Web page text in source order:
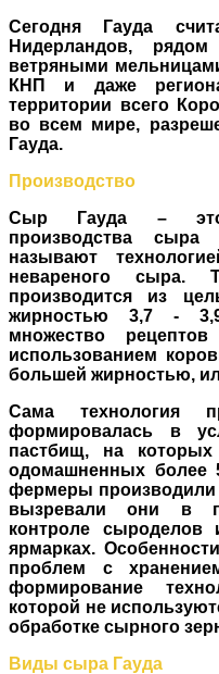
Сегодня Гауда
Нидерландов,
ветряными
КНП и даже
территории всего
во всем мире,
Гауда.
Производство
Сыр Гауда – это
производства
называют
невареного сыра.
производится из
жирностью 3,7 -
множество
использованием
большей жирностью,
Сама технология
формировалась в
пастбищ, на
одомашненных более
фермеры
вызревали они в
контроле
ярмарках.
проблем с
формирование
которой не
обработке сырного
Виды сыра Гауда